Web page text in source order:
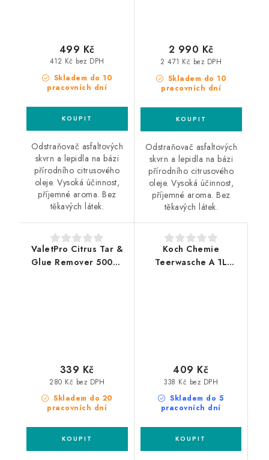
Skladem do 10
pracovních dní
412 Kč bez DPH
499 Kč
Odstraňovač asfaltových
skvrn a lepidla na bázi
přírodního citrusového
oleje. Vysoká účinnost,
příjemné aroma. Bez
těkavých látek.
Skladem do 10
pracovních dní
2 471 Kč bez DPH
2 990 Kč
Odstraňovač asfaltových
skvrn a lepidla na bázi
přírodního citrusového
oleje. Vysoká účinnost,
příjemné aroma. Bez
těkavých látek.
ValetPro Citrus Tar &
Glue Remover 500ml
Skladem do 20
pracovních dní
280 Kč bez DPH
339 Kč
Koch Chemie
Teerwasche A 1L
Skladem do 5
pracovních dní
338 Kč bez DPH
409 Kč